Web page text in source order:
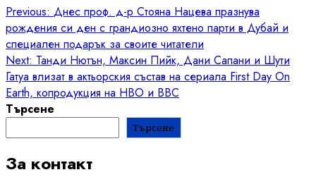
Post
navigation
Previous: Днес проф. д-р Стояна Нацева празнува
рождения си ден с грандиозно яхтено парти в Дубай и
специален подарък за своите читатели
Next: Танди Нютън, Максин Пийк, Дани Сапани и Шути
Гатуа влизат в актьорския състав на сериала First Day On
Earth, копродукция на HBO и BBC
Търсене
Търсене
За контакт